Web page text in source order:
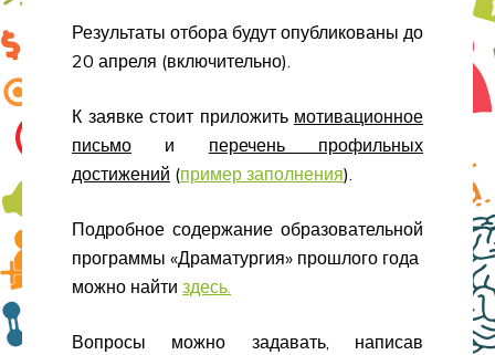
Результаты отбора будут опубликованы до
20 апреля (включительно).
К заявке стоит приложить мотивационное
письмо и перечень профильных
достижений (пример заполнения).
Подробное содержание образовательной
программы «Драматургия» прошлого года
можно найти здесь.
Вопросы можно задавать, написав